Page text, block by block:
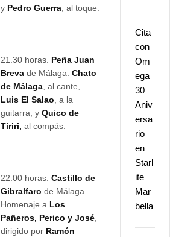
y Pedro Guerra , al toque.
21.30 horas. Peña Juan
Brevade Málaga.Chato
de Málaga , al cante,
Luis El Salao , a la
guitarra, yQuico de
Tiriri, al compás.
22.00 horas.Castillo de
Gibralfaro de Málaga.
Homenaje a Los
Pañeros, Perico y José
dirigido por Ramón
Cita
con
Om
ega
30
Aniv
ersa
rio
en
Starl
ite
Mar
bella